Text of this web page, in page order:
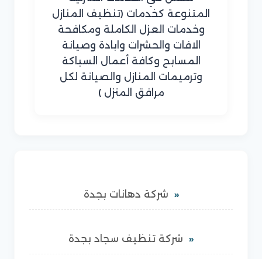
المتنوعة كخدمات (تنظيف المنازل
وخدمات العزل الكاملة ومكافحة
الافات والحشرات وابادة وصيانة
المسابح وكافة أعمال السباكة
وترميمات المنازل والصيانة لكل
مرافق المنزل )
شركة دهانات بجدة
شركة تنظيف سجاد بجدة